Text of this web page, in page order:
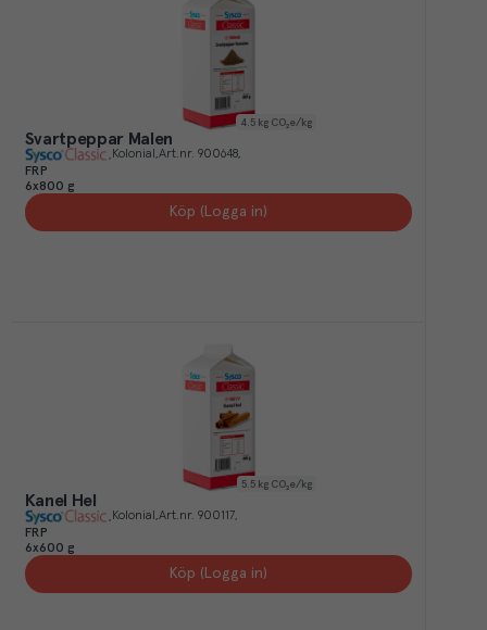
4.5 kg CO₂e/kg
Svartpeppar Malen
Kolonial Art.nr. 900648
FRP
6x800 g
Köp (Logga in)
5.5 kg CO₂e/kg
Kanel Hel
Kolonial Art.nr. 900117
FRP
6x600 g
Köp (Logga in)